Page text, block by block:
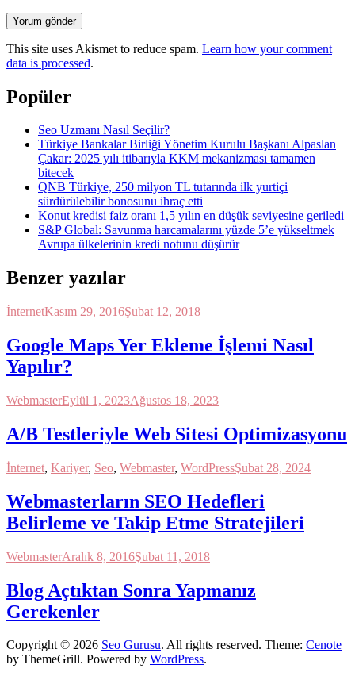
Yorum gönder
This site uses Akismet to reduce spam. Learn how your comment
data is processed.
Popüler
Seo Uzmanı Nasıl Seçilir?
Türkiye Bankalar Birliği Yönetim Kurulu Başkanı Alpaslan
Çakar: 2025 yılı itibarıyla KKM mekanizması tamamen
bitecek
QNB Türkiye, 250 milyon TL tutarında ilk yurtiçi
sürdürülebilir bonosunu ihraç etti
Konut kredisi faiz oranı 1,5 yılın en düşük seviyesine geriledi
S&P Global: Savunma harcamalarını yüzde 5’e yükseltmek
Avrupa ülkelerinin kredi notunu düşürür
Benzer yazılar
İnternetKasım 29, 2016Şubat 12, 2018
Google Maps Yer Ekleme İşlemi Nasıl
Yapılır?
WebmasterEylül 1, 2023Ağustos 18, 2023
A/B Testleriyle Web Sitesi Optimizasyonu
İnternet, Kariyer, Seo, Webmaster, WordPressŞubat 28, 2024
Webmasterların SEO Hedefleri
Belirleme ve Takip Etme Stratejileri
WebmasterAralık 8, 2016Şubat 11, 2018
Blog Açtıktan Sonra Yapmanız
Gerekenler
Copyright © 2026 Seo Gurusu. All rights reserved. Theme: Cenote
by ThemeGrill. Powered by WordPress.